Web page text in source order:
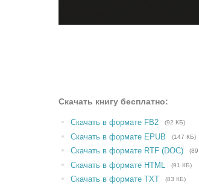
Скачать книгу бесплатно:
Скачать в формате FB2 (92 КБ)
Скачать в формате EPUB (147 КБ)
Скачать в формате RTF (DOC)
Скачать в формате HTML (91 КБ)
Скачать в формате TXT (83 КБ)